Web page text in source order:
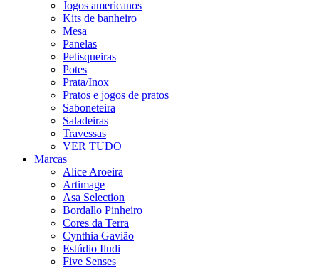
Jogos americanos
Kits de banheiro
Mesa
Panelas
Petisqueiras
Potes
Prata/Inox
Pratos e jogos de pratos
Saboneteira
Saladeiras
Travessas
VER TUDO
Marcas
Alice Aroeira
Artimage
Asa Selection
Bordallo Pinheiro
Cores da Terra
Cynthia Gavião
Estúdio Iludi
Five Senses